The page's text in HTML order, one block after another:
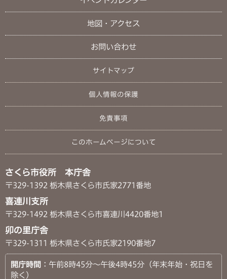
地図・アクセス
お問い合わせ
サイトマップ
個人情報の保護
免責事項
このホームページについて
さくら市役所 本庁舎
〒329-1392 栃木県さくら市氏家2771番地
喜連川支所
〒329-1492 栃木県さくら市喜連川4420番地1
卯の里庁舎
〒329-1311 栃木県さくら市氏家2190番地7
開庁時間 ：午前8時45分～午後4時45分（年末年始・祝日を
除く）